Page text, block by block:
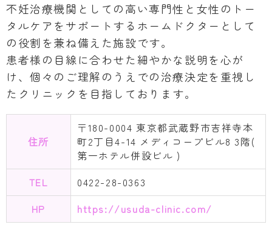
不妊治療機関としての高い専門性と女性のトー
タルケアをサポートするホームドクターとして
の役割を兼ね備えた施設です。
患者様の目線に合わせた細やかな説明を心が
け、個々のご理解のうえでの治療決定を重視し
たクリニックを目指しております。
住所
〒180-0004 東京都武蔵野市吉祥寺本
町2丁目4-14 メディコープビル8 3階(
第一ホテル併設ビル )
TEL
0422-28-0363
HP
https://usuda-clinic.com/